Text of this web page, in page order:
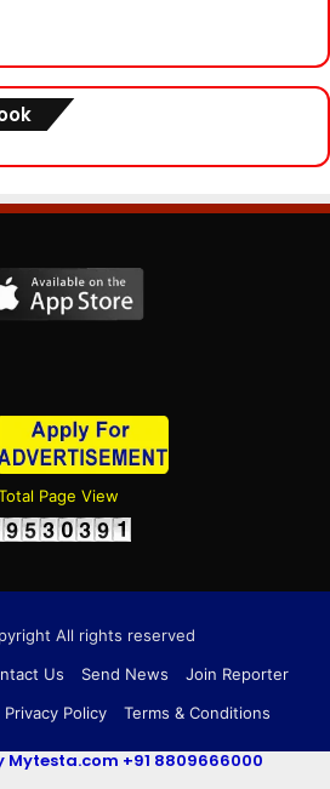
Page View
All rights reserved
Us Send News
Join Reporter
Privacy Policy Terms & Conditions
Mytesta.com +91 8809666000